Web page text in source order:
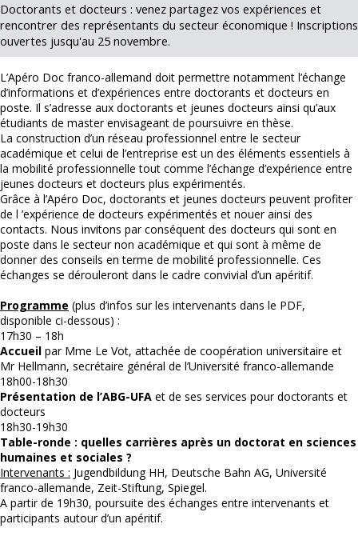
Doctorants et docteurs : venez partagez vos expériences et
rencontrer des représentants du secteur économique ! Inscriptions
ouvertes jusqu'au 25 novembre.
L’Apéro Doc franco-allemand doit permettre notamment l’échange
d’informations et d’expériences entre doctorants et docteurs en
poste. Il s’adresse aux doctorants et jeunes docteurs ainsi qu’aux
étudiants de master envisageant de poursuivre en thèse.
La construction d’un réseau professionnel entre le secteur
académique et celui de l’entreprise est un des éléments essentiels à
la mobilité professionnelle tout comme l’échange d’expérience entre
jeunes docteurs et docteurs plus expérimentés.
Grâce à l’Apéro Doc, doctorants et jeunes docteurs peuvent profiter
de l ’expérience de docteurs expérimentés et nouer ainsi des
contacts. Nous invitons par conséquent des docteurs qui sont en
poste dans le secteur non académique et qui sont à même de
donner des conseils en terme de mobilité professionnelle. Ces
échanges se dérouleront dans le cadre convivial d’un apéritif.
Programme (plus d’infos sur les intervenants dans le PDF,
disponible ci-dessous) :
17h30 – 18h
Accueil par Mme Le Vot, attachée de coopération universitaire et
Mr Hellmann, secrétaire général de l’Université franco-allemande
18h00-18h30
Présentation de l’ABG-UFA et de ses services pour doctorants et
docteurs
18h30-19h30
Table-ronde : quelles carrières après un doctorat en sciences
humaines et sociales ?
Intervenants : Jugendbildung HH, Deutsche Bahn AG, Université
franco-allemande, Zeit-Stiftung, Spiegel.
A partir de 19h30, poursuite des échanges entre intervenants et
participants autour d’un apéritif.